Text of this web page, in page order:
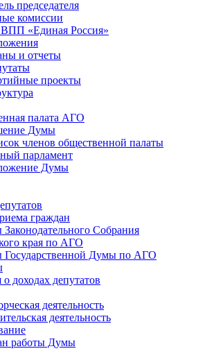
председателя
комиссии
«Единая Россия»
и отчеты
проекты
палата АГО
Думы
членов общественной палаты
парламент
Думы
граждан
Законодательного Собрания
края по АГО
Государственной Думы по АГО
доходах депутатов
деятельность
деятельность
работы Думы